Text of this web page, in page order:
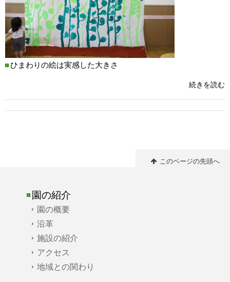
ひまわりの絵は実感した大きさ
続きを読む
このページの先頭へ
園の紹介
園の概要
沿革
施設の紹介
アクセス
地域との関わり